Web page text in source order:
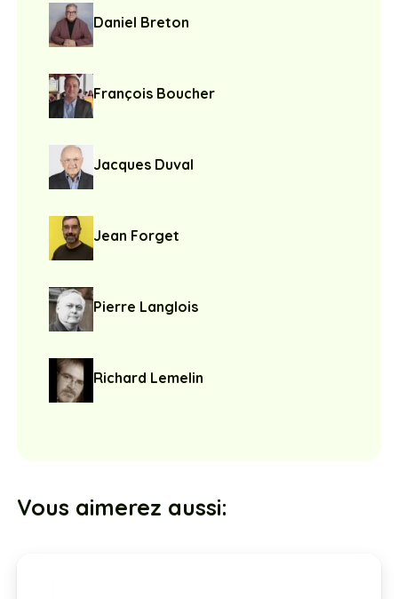
Daniel Breton
François Boucher
Jacques Duval
Jean Forget
Pierre Langlois
Richard Lemelin
Vous aimerez aussi: